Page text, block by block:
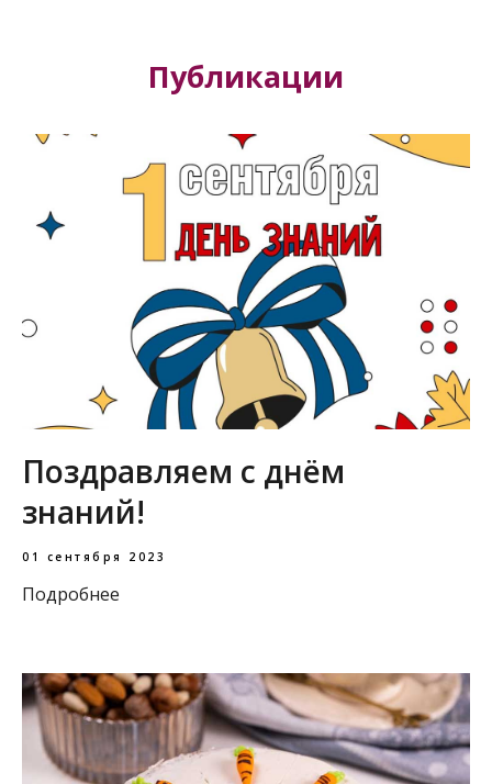
Публикации
Поздравляем с днём
знаний!
01 сентября 2023
Подробнее